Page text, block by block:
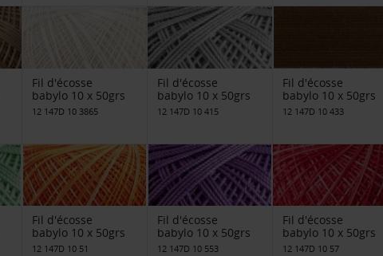
Fil d'écosse
babylo 10 x 50grs
12 147D 10 3865
Fil d'écosse
babylo 10 x 50grs
12 147D 10 415
Fil d'écosse
babylo 10 x 50grs
12 147D 10 433
Fil d'écosse
babylo 10 x 50grs
12 147D 10 51
Fil d'écosse
babylo 10 x 50grs
12 147D 10 553
Fil d'écosse
babylo 10 x 50grs
12 147D 10 57